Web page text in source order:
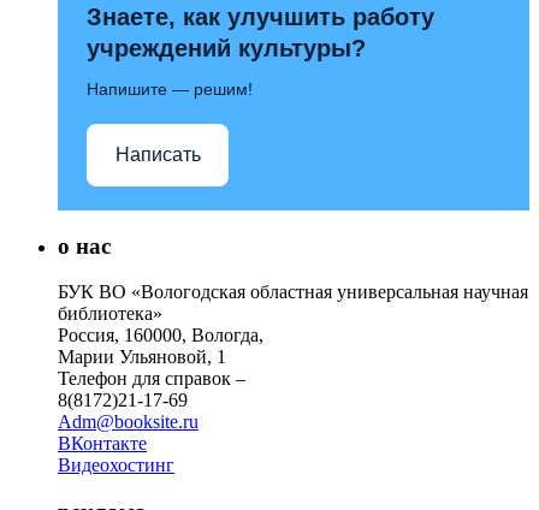
Знаете, как улучшить работу
учреждений культуры?
Напишите — решим!
Написать
о нас
БУК ВО «Вологодская областная универсальная научная
библиотека»
Россия, 160000, Вологда,
Марии Ульяновой, 1
Телефон для справок –
8(8172)21-17-69
Adm@booksite.ru
ВКонтакте
Видеохостинг